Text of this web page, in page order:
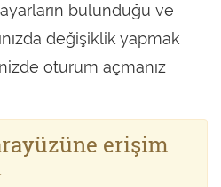
bulunduğu ve
değişiklik yapmak
oturum açmanız
erişim